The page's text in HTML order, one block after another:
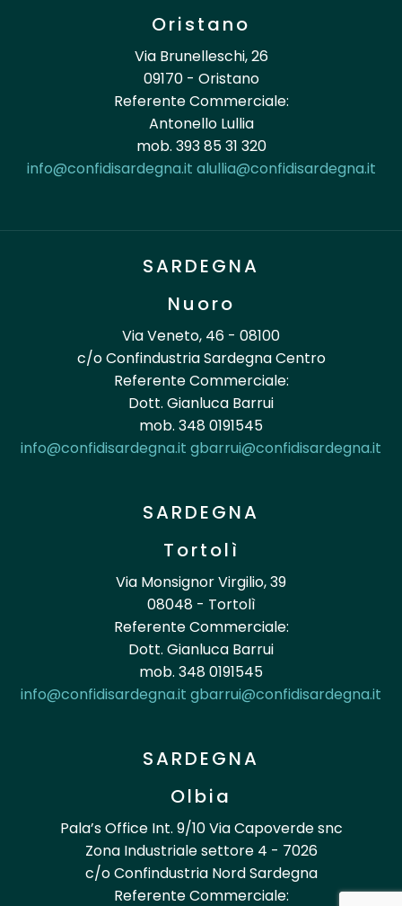
Oristano
Via Brunelleschi, 26
09170 - Oristano
Referente Commerciale:
Antonello Lullia
mob. 393 85 31 320
info@confidisardegna.it alullia@confidisardegna.it
SARDEGNA
Nuoro
Via Veneto, 46 - 08100
c/o Confindustria Sardegna Centro
Referente Commerciale:
Dott. Gianluca Barrui
mob. 348 0191545
info@confidisardegna.it gbarrui@confidisardegna.it
SARDEGNA
Tortolì
Via Monsignor Virgilio, 39
08048 - Tortolì
Referente Commerciale:
Dott. Gianluca Barrui
mob. 348 0191545
info@confidisardegna.it gbarrui@confidisardegna.it
SARDEGNA
Olbia
Pala’s Office Int. 9/10 Via Capoverde snc
Zona Industriale settore 4 - 7026
c/o Confindustria Nord Sardegna
Referente Commerciale: